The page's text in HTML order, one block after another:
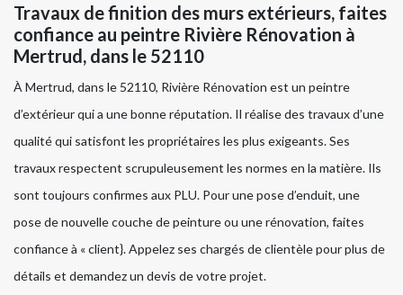
Travaux de finition des murs extérieurs, faites
confiance au peintre Rivière Rénovation à
Mertrud, dans le 52110
À Mertrud, dans le 52110, Rivière Rénovation est un peintre
d’extérieur qui a une bonne réputation. Il réalise des travaux d’une
qualité qui satisfont les propriétaires les plus exigeants. Ses
travaux respectent scrupuleusement les normes en la matière. Ils
sont toujours confirmes aux PLU. Pour une pose d’enduit, une
pose de nouvelle couche de peinture ou une rénovation, faites
confiance à « client}. Appelez ses chargés de clientèle pour plus de
détails et demandez un devis de votre projet.